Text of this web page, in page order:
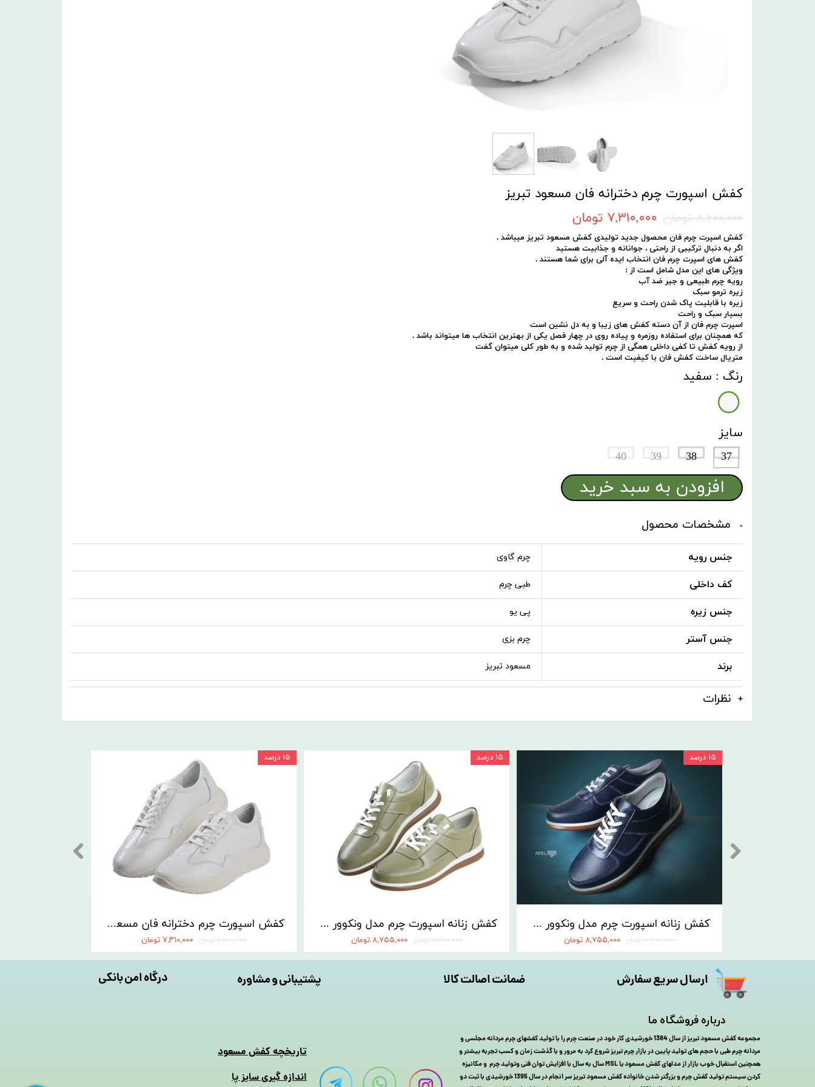
کفش اسپورت چرم دخترانه فان مسعود تبریز
۸,۶۰۰,۰۰۰ تومان ۷,۳۱۰,۰۰۰ تومان
کفش اسپرت چرم فان محصول جدید تولیدی کفش مسعود تبریز میباشد .
اگر به دنبال ترکیبی از راحتی ، جوانانه و جذابیت هستید
کفش های اسپرت چرم فان انتخاب ایده آلی برای شما هستند .
ویژگی های این مدل شامل است از :
رویه چرم طبیعی و جیر ضد آب
زیره ترمو سبک
زیره با قابلیت پاک شدن راحت و سریع
بسیار سبک و راحت
اسپرت چرم فان از آن دسته کفش های زیبا و به دل نشین است
که همچنان برای استفاده روزمره و پیاده روی در چهار فصل یکی از بهترین انتخاب ها میتواند باشد .
از رویه کفش تا کفی داخلی همگی از چرم تولید شده و به طور کلی میتوان گفت
متریال ساخت کفش فان با کیفیت است .
رنگ : سفید
سایز
37
38
39
40
افزودن به سبد خرید
مشخصات محصول
جنس رویه چرم گاوی
کف داخلی طبی چرم
جنس زیره پی یو
جنس آستر چرم بزی
برند مسعود تبریز
نظرات
کفش اسپورت چرم دخترانه فان مسعود تبریز
۸,۶۰۰,۰۰۰ تومان ۷,۳۱۰,۰۰۰ تومان
۱۵ درصد
کفش زنانه اسپورت چرم مدل ونکوور سبز | کفش مسعود تبریز
۱۰,۳۰۰,۰۰۰ تومان ۸,۷۵۵,۰۰۰ تومان
۱۵ درصد
کفش زنانه اسپورت چرم مدل ونکوور سرمه ای | کفش مسعود تبریز
۱۰,۳۰۰,۰۰۰ تومان ۸,۷۵۵,۰۰۰ تومان
۱۵ درصد
​تاریخچه کفش مسعود
اندازه گیری سایز پا
درگاه امن بانکی پشتیبانی و مشاوره ضمانت اصالت کالا
درباره فروشگاه ما
مجموعه کفش مسعود تبریز از سال 1384 خورشیدی کار خود در صنعت چرم را با تولید کفشهای چرم مردانه مجلسی و
مردانه چرم طبی با حجم های تولید پایین در بازار چرم تبریز شروع کرد به مرور و با گذشت زمان و کسب تجربه بیشتر و
همچنین استقبال خوب بازار از مدلهای کفش مسعود یا MSL سال به سال با افزایش توان فنی وتولید چرم و مکانیزه
کردن سیستم تولید کفش چرم و بزرگتر شدن خانواده کفش مسعود تبریز سر انجام در سال 1395 خورشیدی با ثبت دو
ارسال سریع سفارش